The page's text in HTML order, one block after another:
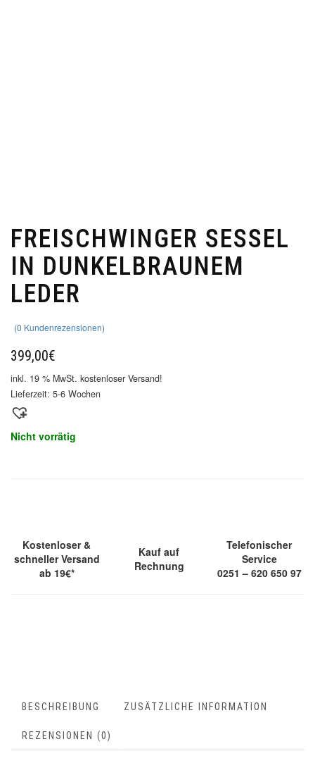
FREISCHWINGER SESSEL
IN DUNKELBRAUNEM
LEDER
(0 Kundenrezensionen)
399,00€
inkl. 19 % MwSt. kostenloser Versand!
Lieferzeit: 5-6 Wochen
Nicht vorrätig
Kostenloser &
schneller Versand
ab 19€*
Kauf auf
Rechnung
Telefonischer
Service
0251 – 620 650 97
BESCHREIBUNG ZUSÄTZLICHE INFORMATION
REZENSIONEN (0)